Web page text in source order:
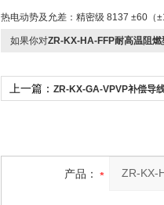
热电动势及允差：精密级 8137 ±60（
如果你对ZR-KX-HA-FFP耐高温阻燃
上一篇： ZR-KX-GA-VPVP补偿导
产品：